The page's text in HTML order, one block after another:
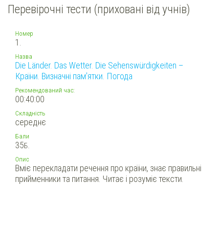
Перевірочні тести (приховані від учнів)
Номер
1.
Назва
Die Länder. Das Wetter. Die Sehenswürdigkeiten –
Країни. Визначні пам'ятки. Погода
Рекомендований час:
00:40:00
Складність
середнє
Бали
35Б.
Опис
Вміє перекладати речення про країни, знає правильні
прийменники та питання. Читає і розуміє тексти.